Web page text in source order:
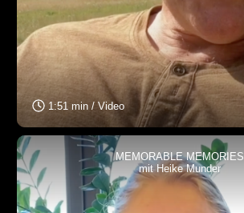
1:51 min / Video
MEMORABLE MEMORIES
mit Heike Munder